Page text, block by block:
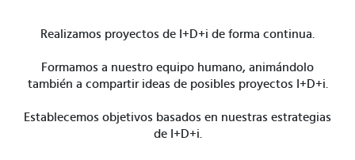
Realizamos proyectos de I+D+i de forma continua.
Formamos a nuestro equipo humano, animándolo
también a compartir ideas de posibles proyectos I+D+i.
Establecemos objetivos basados en nuestras estrategias
de I+D+i.